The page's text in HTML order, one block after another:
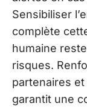
Sensibiliser
complète
humaine
risques.
partenaires
garantit une